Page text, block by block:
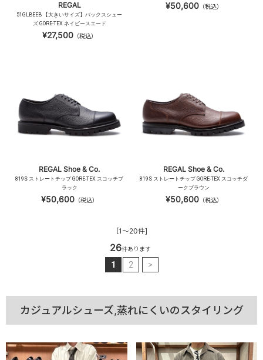
REGAL
51GLBEEB 【大きいサイズ】バックスシュー
ズ GORE-TEX ネイビースエード
¥27,500（税込）
¥50,600（税込）
REGAL Shoe & Co.
819S ストレートチップ GORE-TEX スコッチブ
ラック
¥50,600（税込）
REGAL Shoe & Co.
819S ストレートチップ GORE-TEX スコッチダ
ークブラウン
¥50,600（税込）
[1～20件]
26件あります
1 2 >
カジュアルシューズ,蒸れにくいのスタイリング